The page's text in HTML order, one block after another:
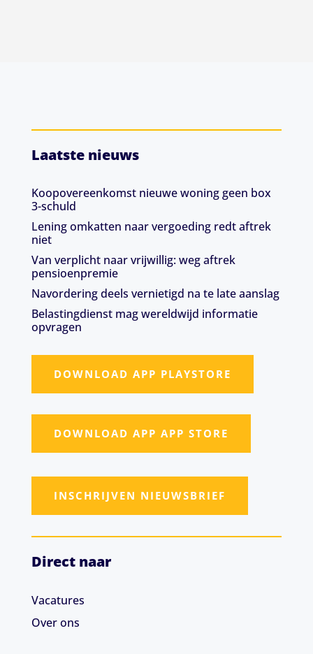
Laatste nieuws
Koopovereenkomst nieuwe woning geen box
3-schuld
Lening omkatten naar vergoeding redt aftrek
niet
Van verplicht naar vrijwillig: weg aftrek
pensioenpremie
Navordering deels vernietigd na te late aanslag
Belastingdienst mag wereldwijd informatie
opvragen
DOWNLOAD APP PLAYSTORE
DOWNLOAD APP APP STORE
INSCHRIJVEN NIEUWSBRIEF
Direct naar
Vacatures
Over ons